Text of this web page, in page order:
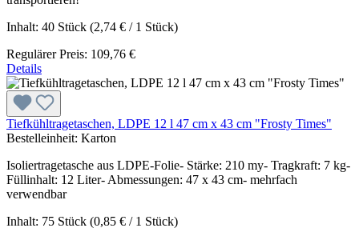
Inhalt: 40 Stück (2,74 € / 1 Stück)
Regulärer Preis: 109,76 €
Details
Tiefkühltragetaschen, LDPE 12 l 47 cm x 43 cm "Frosty Times"
Bestelleinheit: Karton
Isoliertragetasche aus LDPE-Folie- Stärke: 210 my- Tragkraft: 7 kg-
Füllinhalt: 12 Liter- Abmessungen: 47 x 43 cm- mehrfach
verwendbar
Inhalt: 75 Stück (0,85 € / 1 Stück)